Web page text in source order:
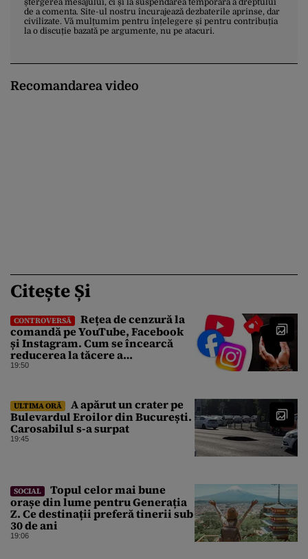
de a comenta. Site-ul nostru încurajează dezbaterile aprinse, dar
civilizate. Vă mulțumim pentru înțelegere și pentru contribuția
la o discuție bazată pe argumente, nu pe atacuri.
Recomandarea video
Citește Și
CONTROVERSĂ
Rețea de cenzură la
comandă pe YouTube, Facebook
și Instagram. Cum se încearcă
reducerea la tăcere a
investigațiilor de presă de pe
19:50
ULTIMA ORĂ
A apărut un crater pe
Bulevardul Eroilor din București.
Carosabilul s-a surpat
19:45
SOCIAL
Topul celor mai bune
orașe din lume pentru Generația
Z. Ce destinații preferă tinerii sub
30 de ani
19:06